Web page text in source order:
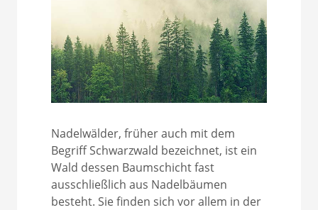
Nadelwälder, früher auch mit dem
Begriff Schwarzwald bezeichnet, ist ein
Wald dessen Baumschicht fast
ausschließlich aus Nadelbäumen
besteht. Sie finden sich vor allem in der